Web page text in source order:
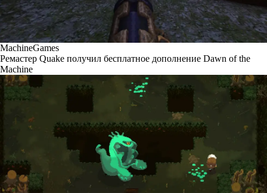
MachineGames
Ремастер Quake получил бесплатное дополнение Dawn of the
Machine